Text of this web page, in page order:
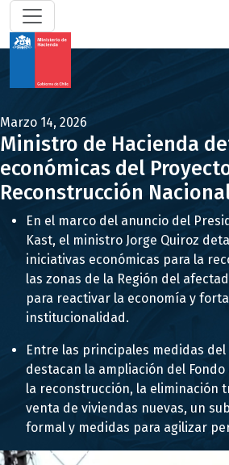
Marzo 14, 2026
Ministro de Hacienda
económicas del
Reconstrucción
En el marco del anuncio del
Kast, el ministro Jorge Quiroz
iniciativas económicas para la
las zonas de la Región del
para reactivar la economía y
institucionalidad.
Entre las principales medidas
destacan la ampliación del
la reconstrucción, la eliminación
venta de viviendas nuevas, un
formal y medidas para agilizar